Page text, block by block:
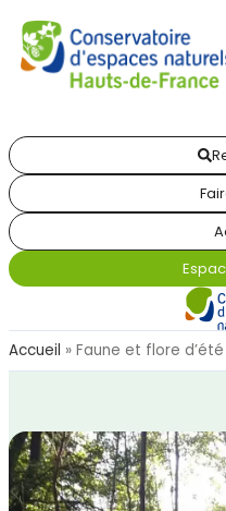
Accueil » Faune et flore d’été